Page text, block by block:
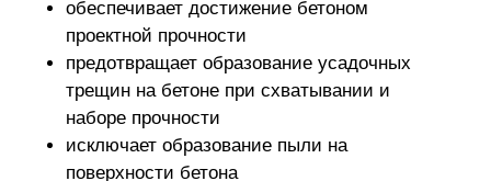
обеспечивает достижение бетоном
проектной прочности
предотвращает образование усадочных
трещин на бетоне при схватывании и
наборе прочности
исключает образование пыли на
поверхности бетона